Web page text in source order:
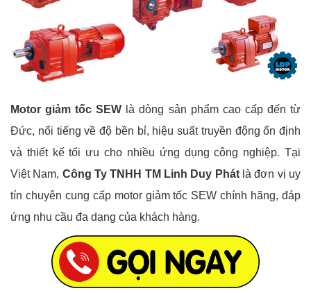
Motor giảm tốc SEW là dòng sản phẩm cao cấp đến từ
Đức, nổi tiếng về độ bền bỉ, hiệu suất truyền động ổn định
và thiết kế tối ưu cho nhiều ứng dụng công nghiệp. Tại
Việt Nam, Công Ty TNHH TM Linh Duy Phát là đơn vị uy
tín chuyên cung cấp motor giảm tốc SEW chính hãng, đáp
ứng nhu cầu đa dạng của khách hàng.